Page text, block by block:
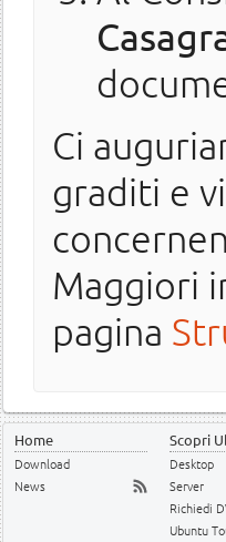
Ci
graditi e
Maggiori
pagina
Home
Download
News
Scopri
Desktop
Server
Richiedi
Ubuntu